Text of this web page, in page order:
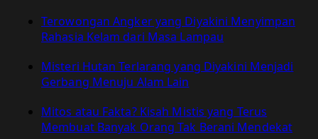
Terowongan Angker yang Diyakini Menyimpan
Rahasia Kelam dari Masa Lampau
Misteri Hutan Terlarang yang Diyakini Menjadi
Gerbang Menuju Alam Lain
Mitos atau Fakta? Kisah Mistis yang Terus
Membuat Banyak Orang Tak Berani Mendekat